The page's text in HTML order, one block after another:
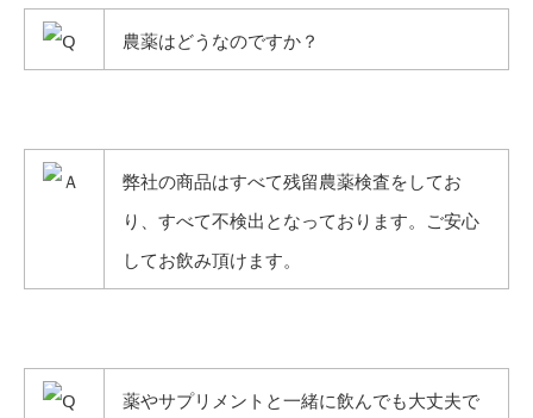
農薬はどうなのですか？
弊社の商品はすべて残留農薬検査をしてお
り、すべて不検出となっております。ご安心
してお飲み頂けます。
薬やサプリメントと一緒に飲んでも大丈夫で